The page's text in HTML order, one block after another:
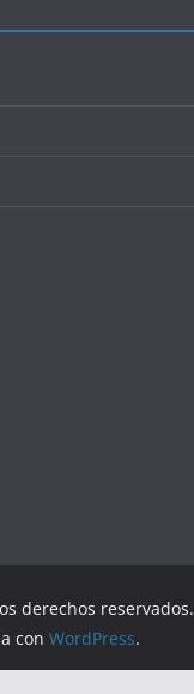
derechos reservados.
con WordPress.